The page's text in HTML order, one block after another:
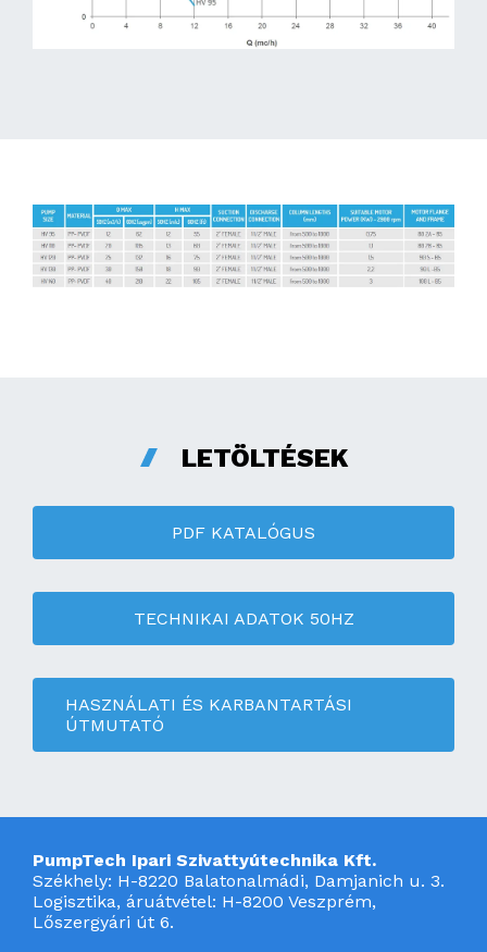
LETÖLTÉSEK
PDF KATALÓGUS
TECHNIKAI ADATOK 50HZ
HASZNÁLATI ÉS KARBANTARTÁSI
ÚTMUTATÓ
PumpTech Ipari Szivattyútechnika Kft.
Székhely: H-8220 Balatonalmádi, Damjanich u. 3.
Logisztika, áruátvétel: H-8200 Veszprém,
Lőszergyári út 6.